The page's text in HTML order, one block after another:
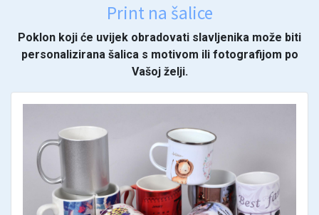
Print na šalice
Poklon koji će uvijek obradovati slavljenika može biti
personalizirana šalica s motivom ili fotografijom po
Vašoj želji.